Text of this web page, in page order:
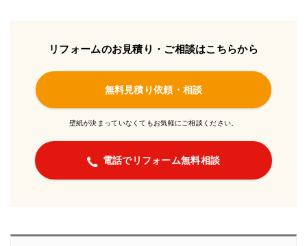
リフォームのお見積り・ご相談はこちらから
無料見積り依頼・相談
壁紙が決まっていなくてもお気軽にご相談ください。
電話でリフォーム無料相談